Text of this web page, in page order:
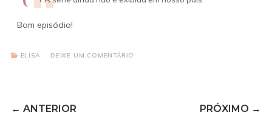
Bom episódio!
ELISA DEIXE UM COMENTÁRIO
← ANTERIOR PRÓXIMO →